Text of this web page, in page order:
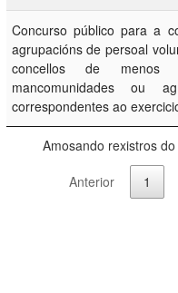
Concurso público para a
agrupacións de persoal
concellos de menos
mancomunidades ou
correspondentes ao
Amosando rexistros
Anterior
1